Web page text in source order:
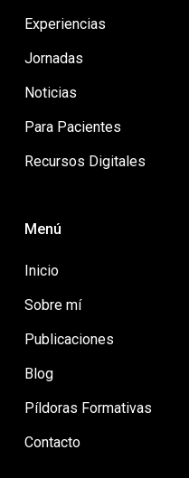
Experiencias
Jornadas
Noticias
Para Pacientes
Recursos Digitales
Menú
Inicio
Sobre mí
Publicaciones
Blog
Píldoras Formativas
Contacto